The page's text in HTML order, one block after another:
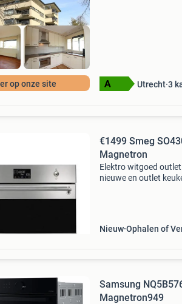
op onze site Utrecht 3
€1499 Smeg
Magnetron
Elektro witgoed
nieuwe en outlet
Nieuw Ophalen of
Samsung
Magnetron949